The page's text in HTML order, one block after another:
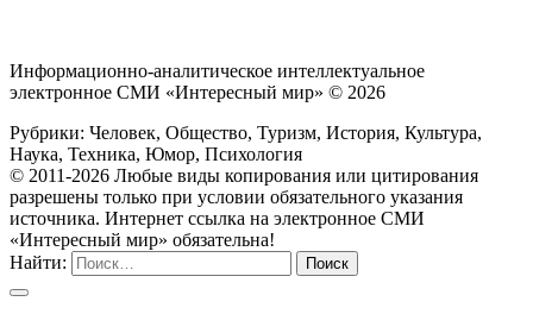
Информационно-аналитическое интеллектуальное
электронное СМИ «Интересный мир» © 2026
Рубрики: Человек, Общество, Туризм, История, Культура,
Наука, Техника, Юмор, Психология
© 2011-2026 Любые виды копирования или цитирования
разрешены только при условии обязательного указания
источника. Интернет ссылка на электронное СМИ
«Интересный мир» обязательна!
Найти: